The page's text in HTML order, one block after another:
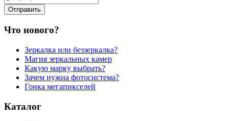
Что нового?
Зеркалка или беззеркалка?
Магия зеркальных камер
Какую марку выбрать?
Зачем нужна фотосистема?
Гонка мегапикселей
Каталог